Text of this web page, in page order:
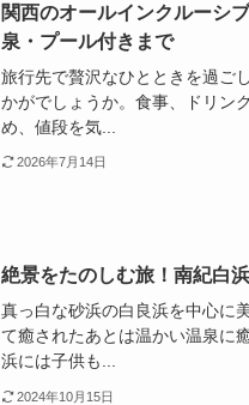
関西のオールインクルーシ
泉・プール付きまで
旅行先で贅沢なひとときを過ご
かがでしょうか。食事、ドリン
め、値段を気...
2026年7月14日
絶景をたのしむ旅！南紀白
真っ白な砂浜の白良浜を中心に
て癒されたあとは温かい温泉に
浜には子供も...
2024年10月15日